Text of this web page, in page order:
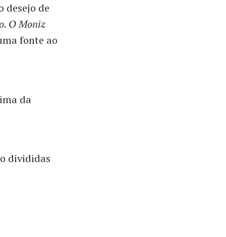
desejo de
O Moniz
fonte ao
da
divididas